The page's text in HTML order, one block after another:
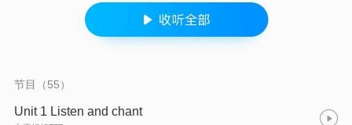
节目（55）
Unit 1 Listen and chant